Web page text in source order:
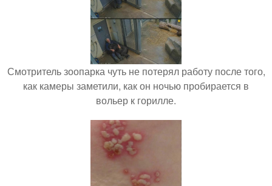
Смотритель зоопарка чуть не потерял работу после того,
как камеры заметили, как он ночью пробирается в
вольер к горилле.